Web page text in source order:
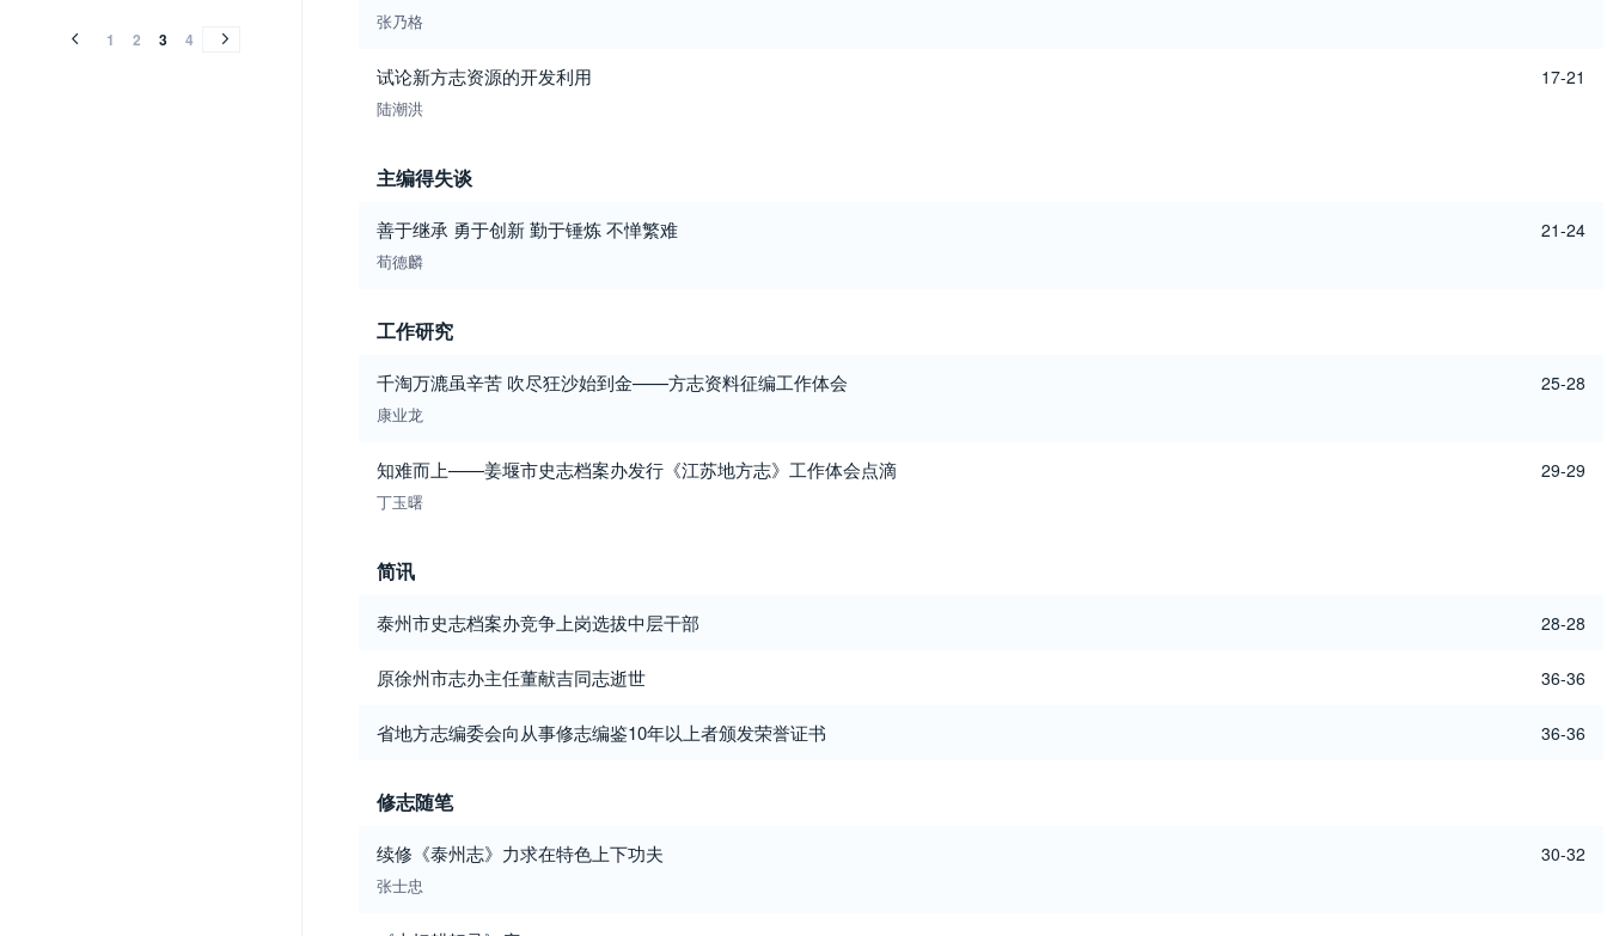
1 2 3 4
张乃格
试论新方志资源的开发利用
陆潮洪
17-21
主编得失谈
善于继承 勇于创新 勤于锤炼 不惮繁难
荀德麟
21-24
工作研究
千淘万漉虽辛苦 吹尽狂沙始到金——方志资料征编工作体会
康业龙
25-28
知难而上——姜堰市史志档案办发行《江苏地方志》工作体会点滴
丁玉曙
29-29
简讯
泰州市史志档案办竞争上岗选拔中层干部 28-28
原徐州市志办主任董献吉同志逝世 36-36
省地方志编委会向从事修志编鉴10年以上者颁发荣誉证书 36-36
修志随笔
续修《泰州志》力求在特色上下功夫
张士忠
30-32